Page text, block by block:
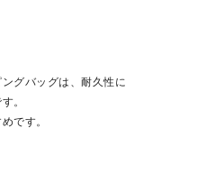
グバッグは、耐久性に
。
です。